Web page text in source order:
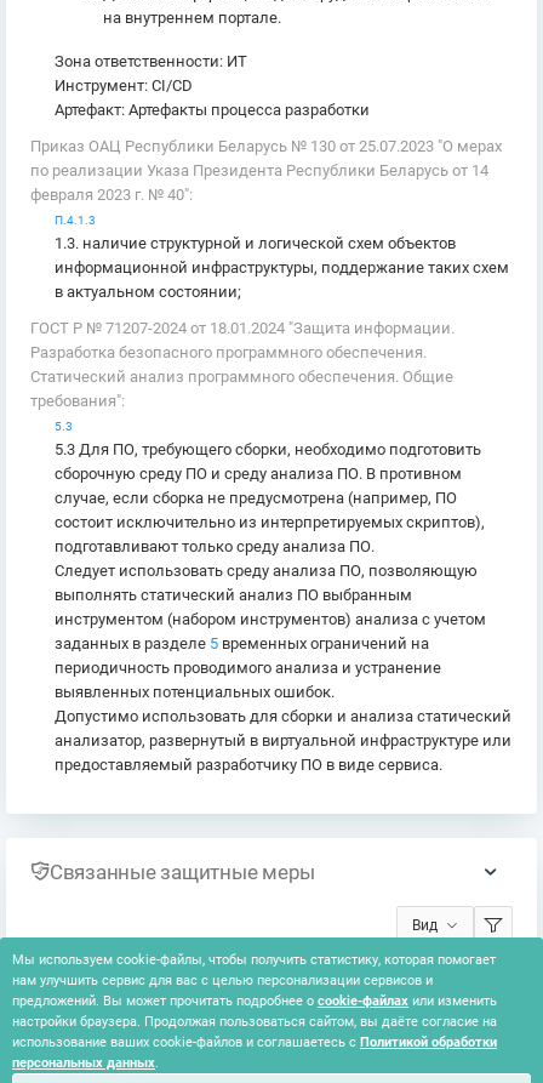
на внутреннем портале.
Зона ответственности: ИТ
Инструмент: CI/CD
Артефакт: Артефакты процесса разработки
Приказ ОАЦ Республики Беларусь № 130 от 25.07.2023 "О мерах
по реализации Указа Президента Республики Беларусь от 14
февраля 2023 г. № 40":
П.4.1.3
1.3. наличие структурной и логической схем объектов
информационной инфраструктуры, поддержание таких схем
в актуальном состоянии;
ГОСТ Р № 71207-2024 от 18.01.2024 "Защита информации.
Разработка безопасного программного обеспечения.
Статический анализ программного обеспечения. Общие
требования":
5.3
5.3 Для ПО, требующего сборки, необходимо подготовить
сборочную среду ПО и среду анализа ПО. В противном
случае, если сборка не предусмотрена (например, ПО
состоит исключительно из интерпретируемых скриптов),
подготавливают только среду анализа ПО.
Следует использовать среду анализа ПО, позволяющую
выполнять статический анализ ПО выбранным
инструментом (набором инструментов) анализа с учетом
заданных в разделе 5 временных ограничений на
периодичность проводимого анализа и устранение
выявленных потенциальных ошибок.
Допустимо использовать для сборки и анализа статический
анализатор, развернутый в виртуальной инфраструктуре или
предоставляемый разработчику ПО в виде сервиса.
Связанные защитные меры
Вид
Ничего не найдено
Мы используем cookie-файлы, чтобы получить статистику, которая помогает
нам улучшить сервис для вас с целью персонализации сервисов и
предложений. Вы может прочитать подробнее о cookie-файлах или изменить
настройки браузера. Продолжая пользоваться сайтом, вы даёте согласие на
использование ваших cookie-файлов и соглашаетесь с Политикой обработки
персональных данных.